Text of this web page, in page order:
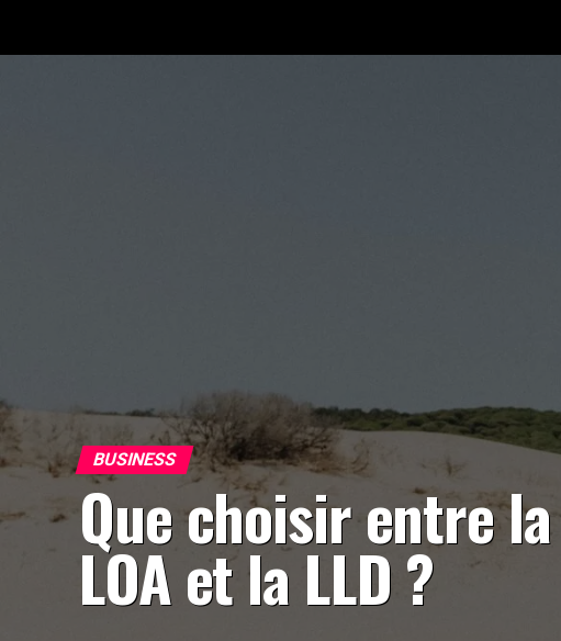
BUSINESS
Que choisir entre la
LOA et la LLD ?